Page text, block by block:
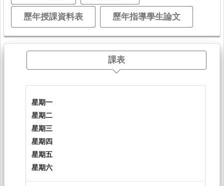
歷年授課資料表 歷年指導學生論文
課表
星期一
星期二
星期三
星期四
星期五
星期六